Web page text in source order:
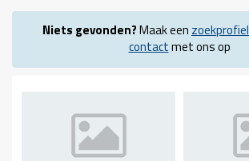
Niets gevonden?Maak een zoekprofiel
contactmet ons op